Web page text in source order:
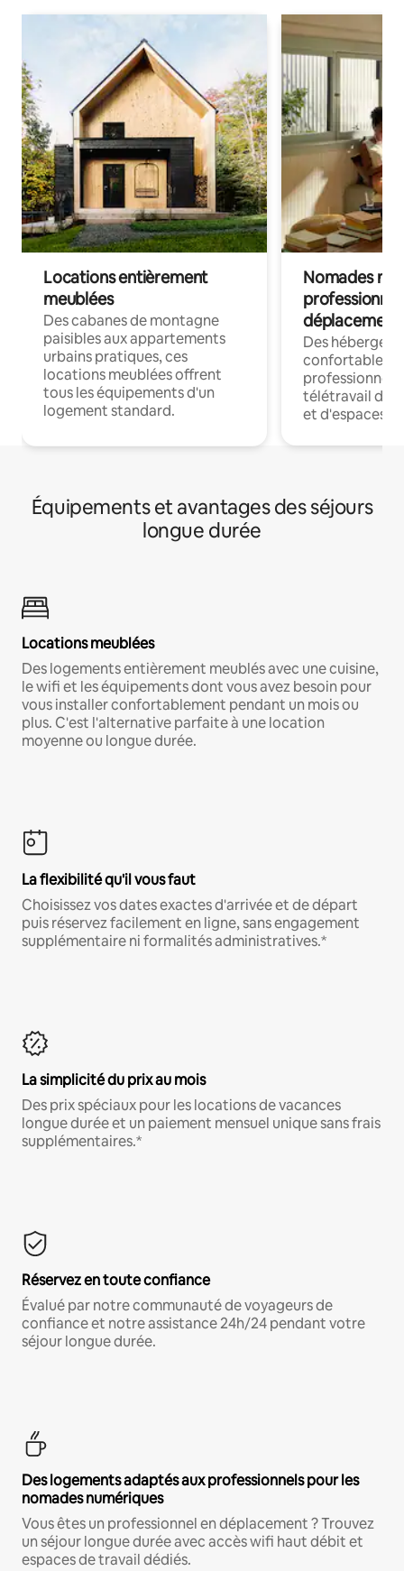
Locations entièrement
meublées
Des cabanes de montagne
paisibles aux appartements
urbains pratiques, ces
locations meublées offrent
tous les équipements d'un
logement standard.
Nomades
déplacement
Des
confortables
professionnels
télétravail
et d'espaces
Équipements et avantages des séjours
longue durée
Locations meublées
Des logements entièrement meublés avec une cuisine,
le wifi et les équipements dont vous avez besoin pour
vous installer confortablement pendant un mois ou
plus. C'est l'alternative parfaite à une location
moyenne ou longue durée.
La flexibilité qu'il vous faut
Choisissez vos dates exactes d'arrivée et de départ
puis réservez facilement en ligne, sans engagement
supplémentaire ni formalités administratives.*
La simplicité du prix au mois
Des prix spéciaux pour les locations de vacances
longue durée et un paiement mensuel unique sans frais
supplémentaires.*
Réservez en toute confiance
Évalué par notre communauté de voyageurs de
confiance et notre assistance 24h/24 pendant votre
séjour longue durée.
Des logements adaptés aux professionnels pour les
nomades numériques
Vous êtes un professionnel en déplacement ? Trouvez
un séjour longue durée avec accès wifi haut débit et
espaces de travail dédiés.